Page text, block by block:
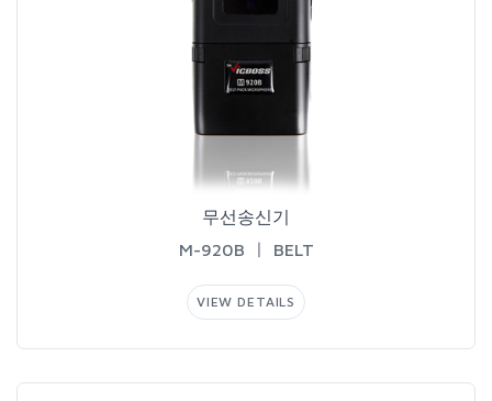
무선송신기
M-920BㅣBELT
VIEWDETAILS